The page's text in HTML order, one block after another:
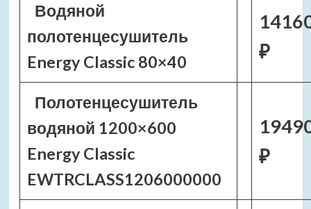
Водяной
полотенцесушитель
Energy Classic 80×40
₽
Полотенцесушитель
водяной 1200×600
Energy Classic
EWTRCLASS1206000000
₽